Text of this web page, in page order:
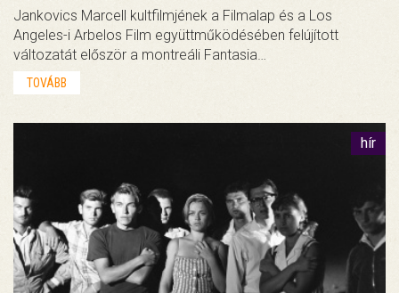
Jankovics Marcell kultfilmjének a Filmalap és a Los
Angeles-i Arbelos Film együttműködésében felújított
változatát először a montreáli Fantasia…
TOVÁBB
hír